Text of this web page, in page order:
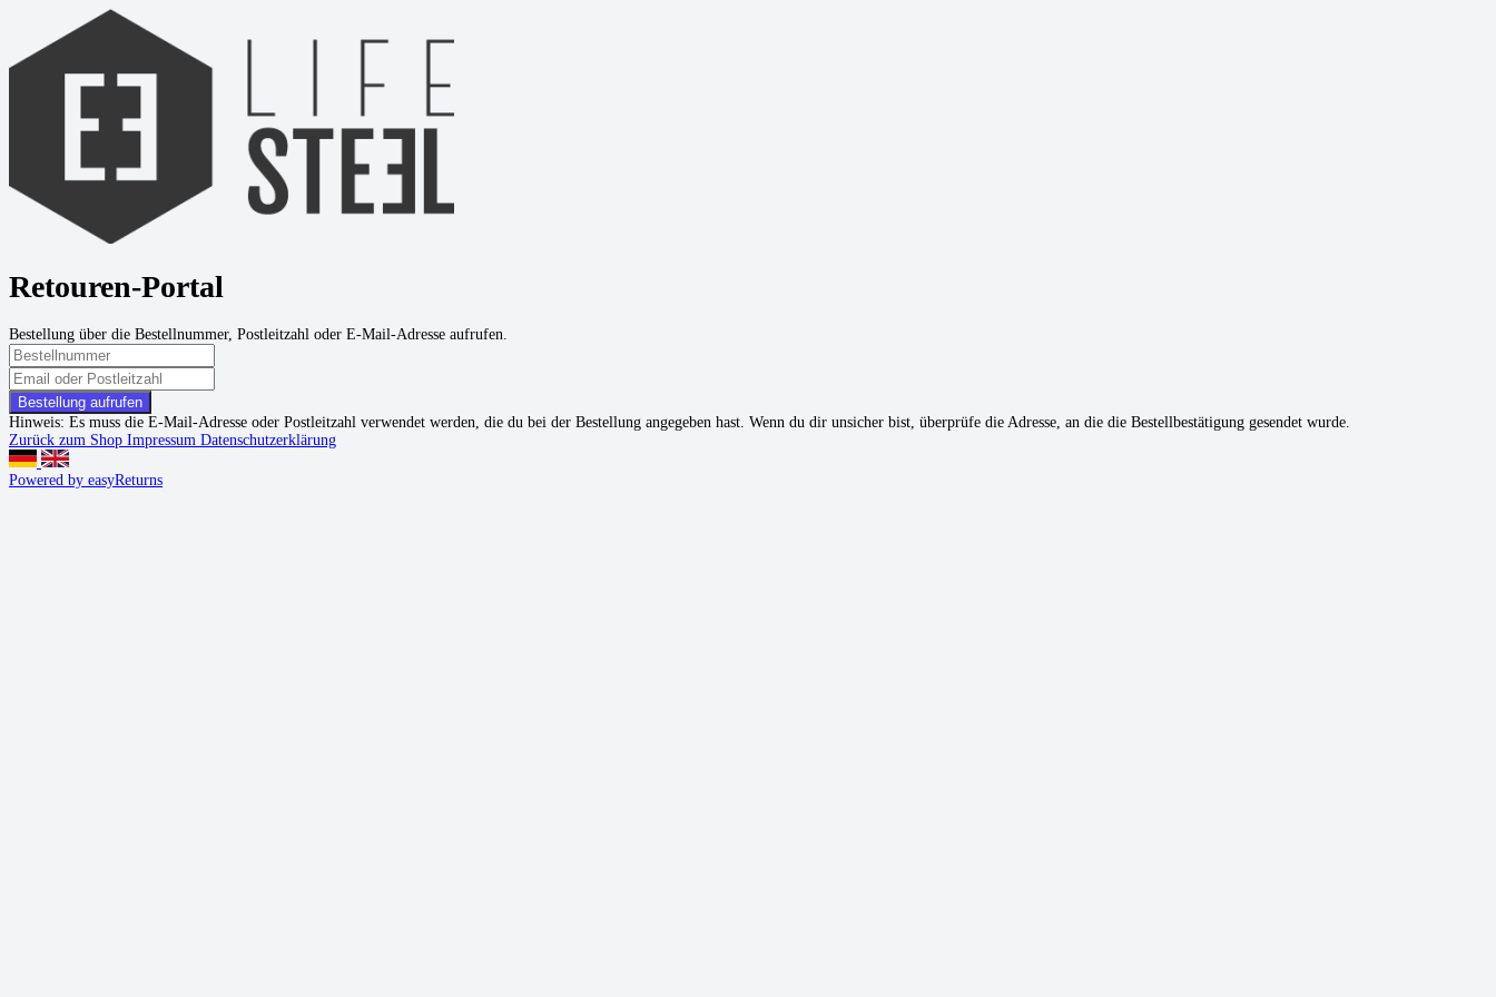
Retouren-Portal
Bestellung über die Bestellnummer, Postleitzahl oder E-Mail-Adresse aufrufen.
Bestellung aufrufen
Hinweis: Es muss die E-Mail-Adresse oder Postleitzahl verwendet werden, die du bei der Bestellung angegeben hast. Wenn du dir unsicher bist, überprüfe die Adresse, an die die Bestellbestätigung gesendet wurde.
Zurück zum Shop Impressum Datenschutzerklärung
Powered by easyReturns